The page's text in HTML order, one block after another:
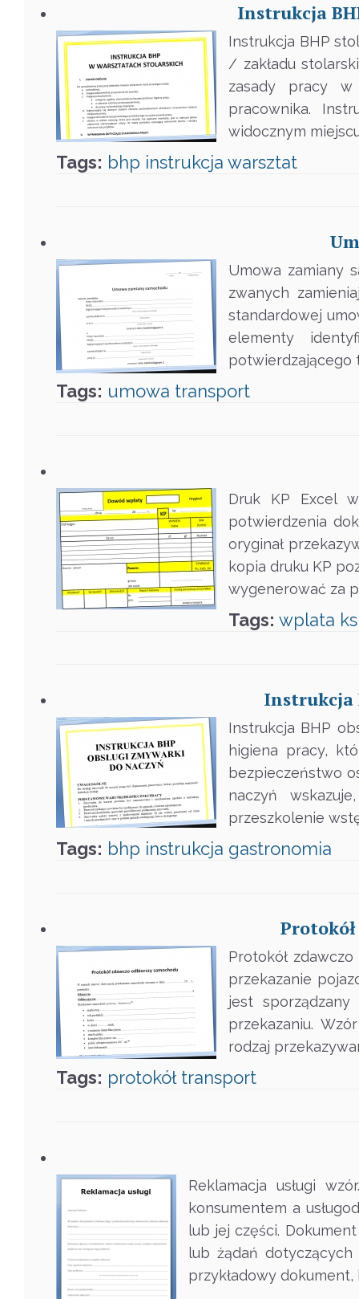
Instrukcja
Instrukcja BHP
/ zakładu
zasady pracy w
pracownika.
widocznym
Tags: bhp instrukcja warsztat
Umowa zamiany
zwanych
standardowej
elementy
potwierdzającego
Tags: umowa transport
Druk KP Excel
potwierdzenia
oryginał
kopia druku KP
wygenerować za
Tags: wplata
Instrukcja
Instrukcja BHP
higiena pracy,
bezpieczeństwo
naczyń
przeszkolenie
Tags: bhp instrukcja gastronomia
Protokół
przekazanie
jest
przekazaniu.
rodzaj
Tags: protokół transport
Reklamacja usługi
konsumentem a
lub jej części.
lub żądań dotyczących
przykładowy